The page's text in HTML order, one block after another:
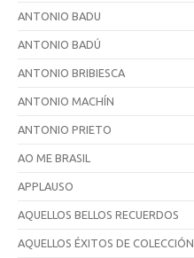
ANTONIO BADU
ANTONIO BADÚ
ANTONIO BRIBIESCA
ANTONIO MACHÍN
ANTONIO PRIETO
AO ME BRASIL
APPLAUSO
AQUELLOS BELLOS RECUERDOS
AQUELLOS ÉXITOS DE COLECCIÓN